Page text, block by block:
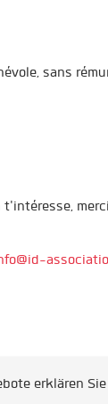
sans
erklären